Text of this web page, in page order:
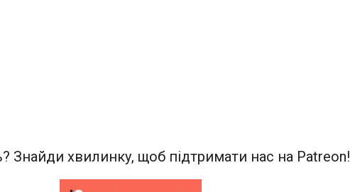
Знайди хвилинку, щоб підтримати нас на Patreon!